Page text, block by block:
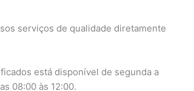
serviços de qualidade diretamente
está disponível de segunda a
08:00 às 12:00.